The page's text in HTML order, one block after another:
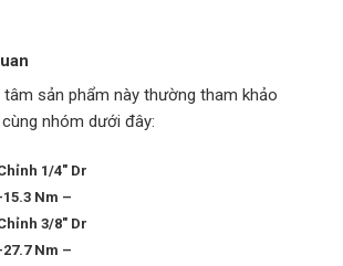
tâm sản phẩm này thường tham khảo
nhóm dưới đây:
1/4″ Dr
Nm –
3/8″ Dr
Nm –